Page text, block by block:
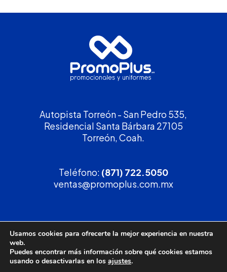
Autopista Torreón - San Pedro 535,
Residencial Santa Bárbara 27105
Torreón, Coah.
Teléfono: (871) 722.5050
ventas@promoplus.com.mx
¡Solicita tucotización!
(800) 90 PROMO
Usamos cookies para ofrecerte la mejor experiencia en nuestra
web.
Puedes encontrar más información sobre qué cookies estamos
usando o desactivarlas en los ajustes.